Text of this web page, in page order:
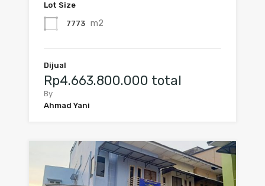
Lot Size
7773 m2
Dijual
Rp4.663.800.000 total
By
Ahmad Yani